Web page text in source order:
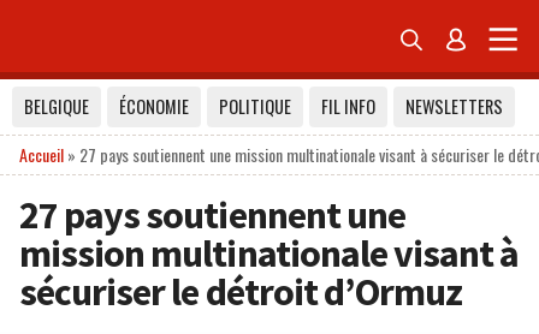
 
BELGIQUE ÉCONOMIE POLITIQUE FIL INFO
NEWSLETTERS
Accueil» 27 pays soutiennent une mission multinationale visant à sécuriser le
27 pays soutiennent une
mission multinationale visant à
sécuriser le détroit d’Ormuz